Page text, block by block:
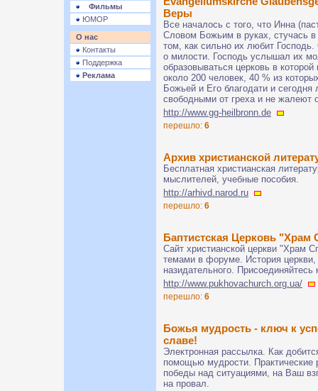
Фильмы
ЮМОР
О нас
Контакты
Поддержка
Реклама
Веры
Все началось с того, что Инна
Словом Божьим в руках, стучась
том, как сильно их любит
о милости. Господь услышал их
образовываться церковь в
около 200 человек, 40 % из
Божьей и Его благодати и
свободными от греха и не жалеют
http://www.gg-heilbronn.de
перешло: 6
Архив христианской
Бесплатная христианская
мыслителей, учебные пособия.
http://arhivd.narod.ru
перешло: 6
Баптистская Церковь "Храм
Сайт христианской церкви "Храм
темами в форуме. История церкви,
назидательного. Присоединяйтесь
http://www.pukhovachurch.org.ua/
перешло: 6
Божья мудрость - ключ к
славе!
Электронная рассылка. Как
помощью мудрости. Практические
победы над ситуациями, на Ваш
на провал.